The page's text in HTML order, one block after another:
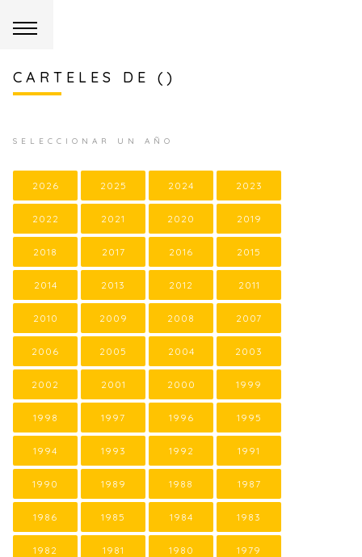
CARTELES DE ()
SELECCIONAR UN AÑO
2026 2025 2024 2023
2022 2021 2020 2019
2018 2017 2016 2015
2014 2013 2012 2011
2010 2009 2008 2007
2006 2005 2004 2003
2002 2001 2000 1999
1998 1997 1996 1995
1994 1993 1992 1991
1990 1989 1988 1987
1986 1985 1984 1983
1982 1981 1980 1979